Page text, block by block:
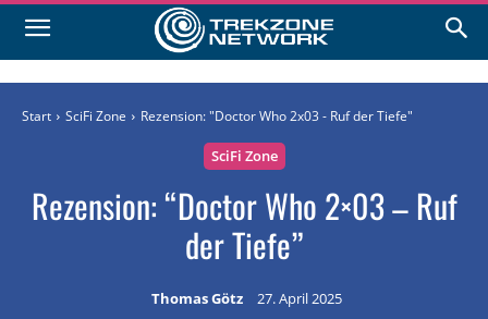
Start SciFi Zone Rezension: "Doctor Who 2x03 - Ruf der Tiefe"
SciFi Zone
Rezension: “Doctor Who 2×03 – Ruf
der Tiefe”
Thomas Götz 27. April 2025